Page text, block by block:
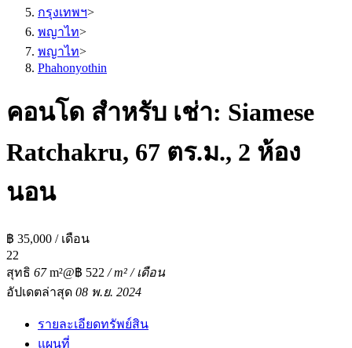
กรุงเทพฯ>
พญาไท>
พญาไท>
Phahonyothin
คอนโด สำหรับ เช่า: Siamese
Ratchakru, 67 ตร.ม., 2 ห้อง
นอน
฿ 35,000 / เดือน
22
สุทธิ 67m²@฿ 522 / m² / เดือน
อัปเดตล่าสุด 08 พ.ย. 2024
รายละเอียดทรัพย์สิน
แผนที่